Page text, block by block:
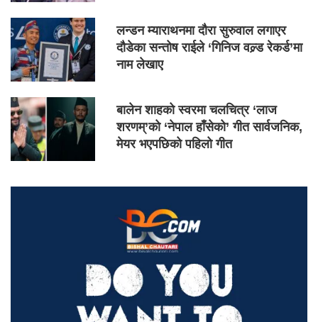
लन्डन म्याराथनमा दौरा सुरुवाल लगाएर
दौडेका सन्तोष राईले ‘गिनिज वल्र्ड रेकर्ड’मा
नाम लेखाए
बालेन शाहको स्वरमा चलचित्र ‘लाज
शरणम्’को ‘नेपाल हाँसेको’ गीत सार्वजनिक,
मेयर भएपछिको पहिलो गीत